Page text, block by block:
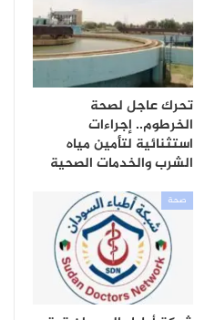
تحرك عاجل لصحة
الخرطوم.. إجراءات
استثنائية لتأمين مياه
الشرب والخدمات الصحية
صحة